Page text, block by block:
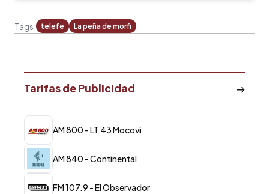
Tags: telefe La peña de morfi
Tarifas de Publicidad
AM 800 - LT 43 Mocovi
AM 840 - Continental
FM 107.9 - El Observador